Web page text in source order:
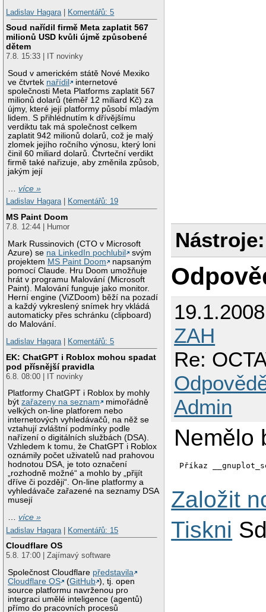
Ladislav Hagara
Komentářů: 5
Soud nařídil firmě Meta zaplatit 567
milionů USD kvůli újmě způsobené
dětem
7.8. 15:33 | IT novinky
Soud v americkém státě Nové Mexiko
ve čtvrtek nařídil
internetové
společnosti Meta Platforms zaplatit 567
milionů dolarů (téměř 12 miliard Kč) za
újmy, které její platformy působí mladým
lidem. S přihlédnutím k dřívějšímu
verdiktu tak má společnost celkem
zaplatit 942 milionů dolarů, což je malý
zlomek jejího ročního výnosu, který loni
činil 60 miliard dolarů. Čtvrteční verdikt
firmě také nařizuje, aby změnila způsob,
jakým její
…více »
Ladislav Hagara| Komentářů: 19
MS Paint Doom
7.8. 12:44 | Humor
Mark Russinovich (CTO v Microsoft
Azure) se na LinkedIn pochlubil
svým
projektem MS Paint Doom
napsaným
pomocí Claude. Hru Doom umožňuje
hrát v programu Malování (Microsoft
Paint). Malování funguje jako monitor.
Herní engine (ViZDoom) běží na pozadí
a každý vykreslený snímek hry vkládá
automaticky přes schránku (clipboard)
do Malování.
Ladislav Hagara| Komentářů: 5
EK: ChatGPT i Roblox mohou spadat
pod přísnější pravidla
6.8. 08:00 | IT novinky
Platformy ChatGPT i Roblox by mohly
býtzařazeny na seznam
mimořádně
velkých on-line platforem nebo
internetových vyhledávačů, na něž se
vztahují zvláštní podmínky podle
nařízení o digitálních službách (DSA).
Vzhledem k tomu, že ChatGPT i Roblox
oznámily počet uživatelů nad prahovou
hodnotou DSA, je toto označení
„rozhodně možné“ a mohlo by „přijít
dříve či později“. On-line platformy a
vyhledávače zařazené na seznamy DSA
musejí
…více »
Ladislav Hagara | Komentářů: 15
Cloudflare OS
5.8. 17:00 | Zajímavý software
Společnost Cloudflare představila
Cloudflare OS
(GitHub ), tj. open
source platformu navrženou pro
integraci umělé inteligence (agentů)
přímo do pracovních procesů
Nástroje:
ZAH
Re:
Admin
Nemělo
Příkaz
Založit
Tiskni